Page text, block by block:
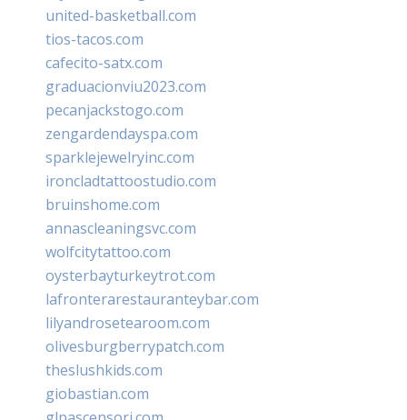
united-basketball.com
tios-tacos.com
cafecito-satx.com
graduacionviu2023.com
pecanjackstogo.com
zengardendayspa.com
sparklejewelryinc.com
ironcladtattoostudio.com
bruinshome.com
annascleaningsvc.com
wolfcitytattoo.com
oysterbayturkeytrot.com
lafronterarestauranteybar.com
lilyandrosetearoom.com
olivesburgberrypatch.com
theslushkids.com
giobastian.com